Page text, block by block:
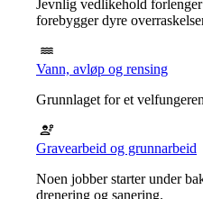
Jevnlig vedlikehold
forebygger dyre
Vann, avløp og rensing
Grunnlaget for et
Gravearbeid og grunnarbeid
Noen jobber starter under
drenering og sanering.